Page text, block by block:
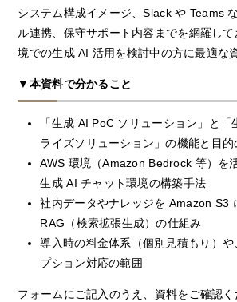
システム構成イメージ、Slack や Teams
ル連携、保守サポート内容までを網羅し
境での生成 AI 活用を検討中の方に最適な
▼本資料で分かること
「生成 AI PoC ソリューション」と
ライズソリューション」の機能と目的
AWS 環境（Amazon Bedrock 等）を
生成 AI チャット環境の構築手法
社内データやナレッジを Amazon S3
RAG（検索拡張生成）の仕組み
導入時の料金体系（個別見積もり）
プション対応の範囲
フォームにご記入のうえ、資料をご確認く